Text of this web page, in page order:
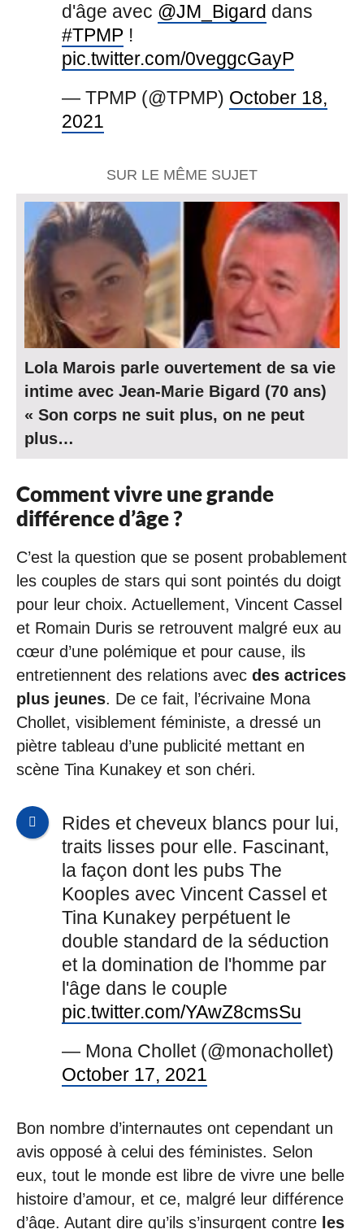
d'âge avec @JM_Bigard dans
#TPMP !
pic.twitter.com/0veggcGayP
— TPMP (@TPMP) October 18,
2021
SUR LE MÊME SUJET
Lola Marois parle ouvertement de sa vie
intime avec Jean-Marie Bigard (70 ans)
« Son corps ne suit plus, on ne peut
plus…
Comment vivre une grande
différence d’âge ?
C’est la question que se posent probablement
les couples de stars qui sont pointés du doigt
pour leur choix. Actuellement, Vincent Cassel
et Romain Duris se retrouvent malgré eux au
cœur d’une polémique et pour cause, ils
entretiennent des relations avec des actrices
plus jeunes. De ce fait, l’écrivaine Mona
Chollet, visiblement féministe, a dressé un
piètre tableau d’une publicité mettant en
scène Tina Kunakey et son chéri.
Rides et cheveux blancs pour lui,
traits lisses pour elle. Fascinant,
la façon dont les pubs The
Kooples avec Vincent Cassel et
Tina Kunakey perpétuent le
double standard de la séduction
et la domination de l'homme par
l'âge dans le couple
pic.twitter.com/YAwZ8cmsSu
— Mona Chollet (@monachollet)
October 17, 2021
Bon nombre d’internautes ont cependant un
avis opposé à celui des féministes. Selon
eux, tout le monde est libre de vivre une belle
histoire d’amour, et ce, malgré leur différence
d’âge. Autant dire qu’ils s’insurgent contre les